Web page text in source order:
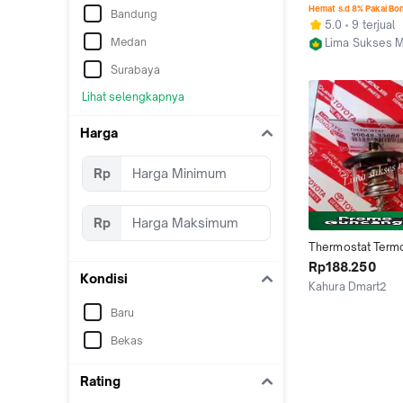
Bandung
Medan
Surabaya
Lihat selengkapnya
Harga
Rp
Rp
Kondisi
Baru
Bekas
Rating
2007 2008 2009
Hemat s.d 8% Pakai
5.0
9 terjual
Lima Sukses
Thermostat
Avanza Xenia
2007 2008 2009
Rp188.250
Kahura Dmart2